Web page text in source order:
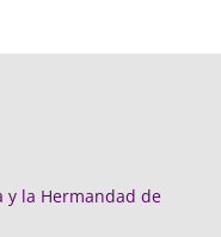
y la Hermandad de